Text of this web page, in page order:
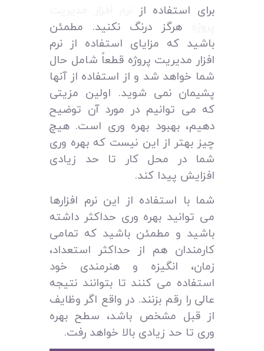
برای استفاده از
هرگز درنگ نکنید. مطمئن
باشید که مزایای استفاده از نرم
افزار مدیریت پروژه قطعاً شامل حال
شما خواهد شد و از استفاده از آنها
پشیمان نمی‌ شوید. اولین مزیتی
که می‌ توانیم در مورد آن توضیح
دهیم، بهبود بهره‌ وری است. هیچ
چیز بهتر از این نیست که بهره‌ وری
شما در محل کار تا حد زیادی
افزایش پیدا کند.
شما با استفاده از این نرم افزارها
می‌ توانید بهره‌ وری حداکثر داشته
باشید و مطمئن باشید که تمامی
کارمندان هم از حداکثر استعداد،
زمان، انگیزه و هنرمندی خود
استفاده می‌ کنند تا بتوانند نتیجه
عالی را رقم بزنند. در واقع اگر وظایف
از قبل مشخص باشد، سطح بهره‌
وری تا حد زیادی بالا خواهد رفت.